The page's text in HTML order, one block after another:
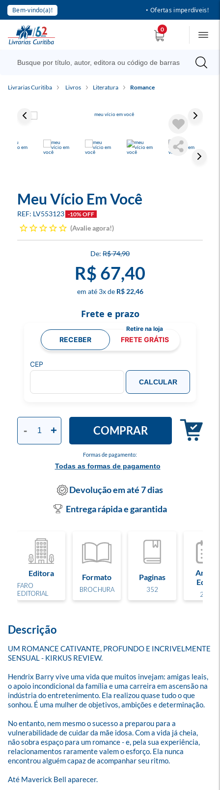
Bem-vindo(a)! • Ofertas imperdíveis!
0
Livrarias Curitiba Livros Literatura Romance
Meu Vício Em Você
LV553123 -10% OFF
Avalie agora!
R$ 74,90
R$ 67,40
3x R$ 22,46
Formas de pagamento:
Todas as formas de pagamento
- + COMPRAR
Frete e prazo
RECEBER FRETE GRÁTIS
CEP
CALCULAR
Devolução em até 7 dias
Entrega rápida e garantida
Editora
FARO
EDITORIAL
Formato
BROCHURA
Paginas
352
Ano de
Edição
2026
Descrição
UM ROMANCE CATIVANTE, PROFUNDO E INCRIVELMENTE
SENSUAL - KIRKUS REVIEW.
Hendrix Barry vive uma vida que muitos invejam: amigas leais,
o apoio incondicional da família e uma carreira em ascensão na
indústria do entretenimento. Ela realizou quase tudo o que
sonhou. É uma mulher de objetivos, ambições e determinação.
No entanto, nem mesmo o sucesso a preparou para a
vulnerabilidade de cuidar da mãe idosa. Com a vida já cheia,
não sobra espaço para um romance - e, pela sua experiência,
relacionamentos raramente valem o esforço. Ela nunca
encontrou alguém capaz de acompanhar seu ritmo.
Até Maverick Bell aparecer.